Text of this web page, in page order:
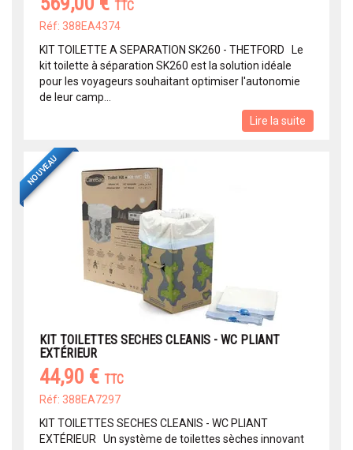
TTC
Réf: 388EA4374
KIT TOILETTE A SEPARATION SK260 - THETFORD Le
kit toilette à séparation SK260 est la solution idéale
pour les voyageurs souhaitant optimiser l'autonomie
de leur camp...
Lire la suite
NOUVEAU
KIT TOILETTES SECHES CLEANIS - WC PLIANT
EXTÉRIEUR
44,90 € TTC
Réf: 388EA7297
KIT TOILETTES SECHES CLEANIS - WC PLIANT
EXTÉRIEUR Un système de toilettes sèches innovant